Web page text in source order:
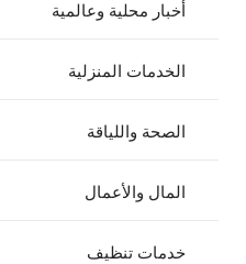
أخبار محلية وعالمية
الخدمات المنزلية
الصحة واللياقة
المال والأعمال
خدمات تنظيف